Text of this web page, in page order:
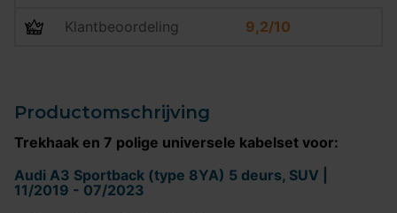
Klantbeoordeling 9,2/10
Productomschrijving
Trekhaak en 7 polige universele kabelset voor:
Audi A3 Sportback (type 8YA) 5 deurs, SUV |
11/2019 - 07/2023